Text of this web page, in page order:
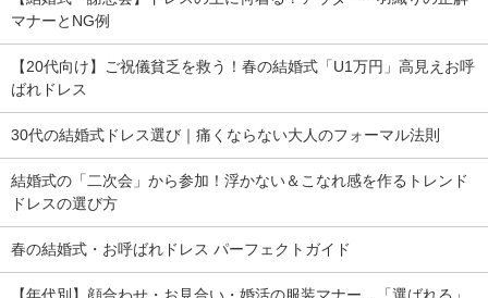
マナーとNG例
【20代向け】ご祝儀貧乏を救う！春の結婚式「U1万円」高見えお呼
ばれドレス
30代の結婚式ドレス選び｜痛くならない大人のフォーマル法則
結婚式の「二次会」から参加！浮かない＆こなれ感を作るトレンド
ドレスの選び方
春の結婚式・お呼ばれドレス パーフェクトガイド